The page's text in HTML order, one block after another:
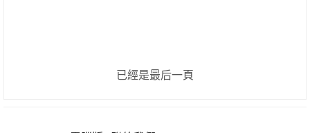
已經是最后一頁